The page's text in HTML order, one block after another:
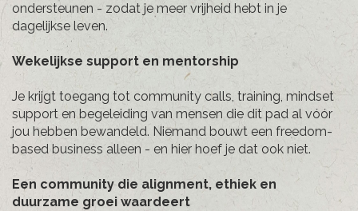
ondersteunen - zodat je meer vrijheid hebt in je
dagelijkse leven.
Wekelijkse support en mentorship
Je krijgt toegang tot community calls, training, mindset
support en begeleiding van mensen die dit pad al vóór
jou hebben bewandeld. Niemand bouwt een freedom-
based business alleen - en hier hoef je dat ook niet.
Een community die alignment, ethiek en
duurzame groei waardeert